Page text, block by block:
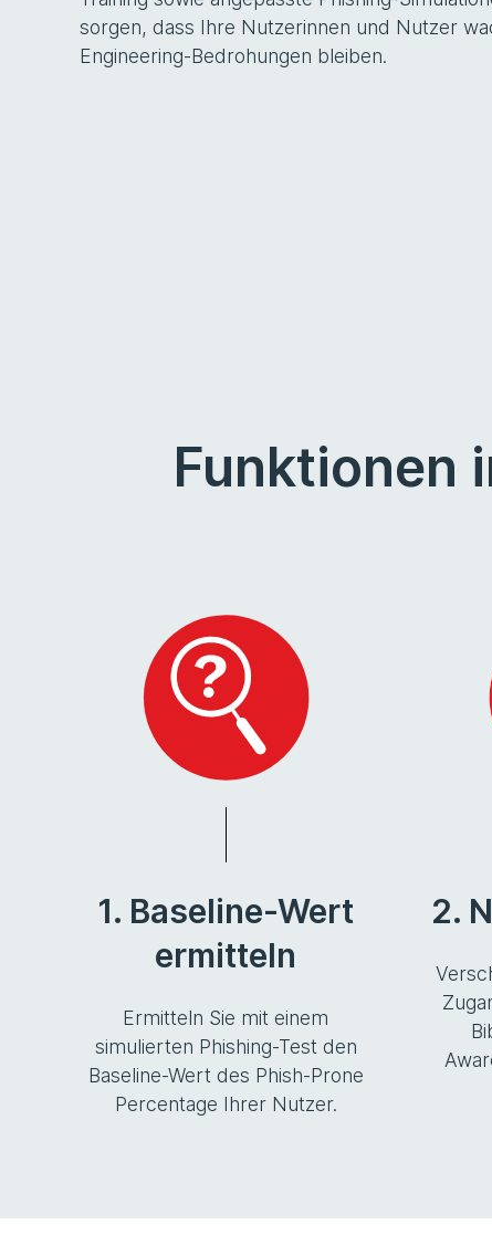
sorgen, dass Ihre Nutzerinnen und Nutzer
Engineering-Bedrohungen bleiben.
Funktionen
1. Baseline-Wert
ermitteln
Ermitteln Sie mit einem
simulierten Phishing-Test den
Baseline-Wert des Phish-Prone
Percentage Ihrer Nutzer.
2.